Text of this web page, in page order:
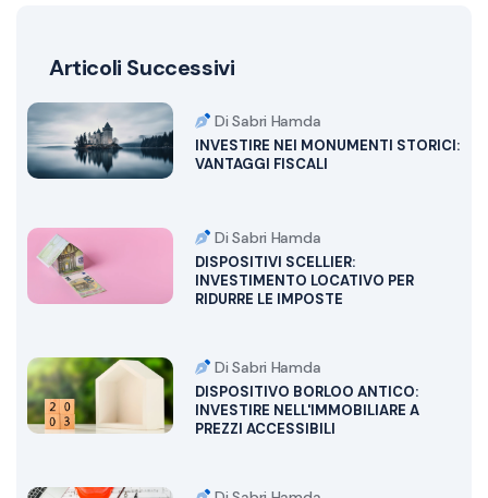
Articoli Successivi
Di Sabri Hamda
INVESTIRE NEI MONUMENTI STORICI:
VANTAGGI FISCALI
Di Sabri Hamda
DISPOSITIVI SCELLIER:
INVESTIMENTO LOCATIVO PER
RIDURRE LE IMPOSTE
Di Sabri Hamda
DISPOSITIVO BORLOO ANTICO:
INVESTIRE NELL'IMMOBILIARE A
PREZZI ACCESSIBILI